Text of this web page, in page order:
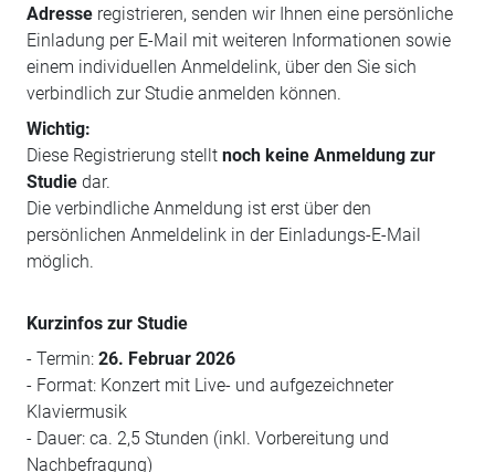
Adresse registrieren, senden wir Ihnen eine persönliche
Einladung per E-Mail mit weiteren Informationen sowie
einem individuellen Anmeldelink, über den Sie sich
verbindlich zur Studie anmelden können.
Wichtig:
Diese Registrierung stellt noch keine Anmeldung zur
Studie dar.
Die verbindliche Anmeldung ist erst über den
persönlichen Anmeldelink in der Einladungs-E-Mail
möglich.
Kurzinfos zur Studie
- Termin: 26. Februar 2026
- Format: Konzert mit Live- und aufgezeichneter
Klaviermusik
- Dauer: ca. 2,5 Stunden (inkl. Vorbereitung und
Nachbefragung)